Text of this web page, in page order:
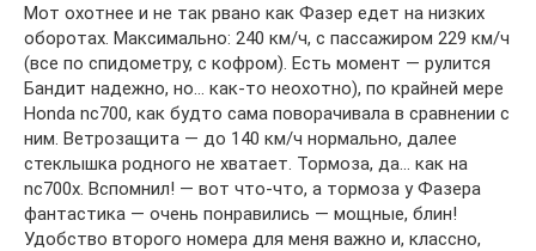
Мот охотнее и не так рвано как Фазер едет на низких
оборотах. Максимально: 240 км/ч, с пассажиром 229 км/ч
(все по спидометру, с кофром). Есть момент — рулится
Бандит надежно, но… как-то неохотно), по крайней мере
Honda nc700, как будто сама поворачивала в сравнении с
ним. Ветрозащита — до 140 км/ч нормально, далее
стеклышка родного не хватает. Тормоза, да… как на
nc700x. Вспомнил! — вот что-что, а тормоза у Фазера
фантастика — очень понравились — мощные, блин!
Удобство второго номера для меня важно и, классно,